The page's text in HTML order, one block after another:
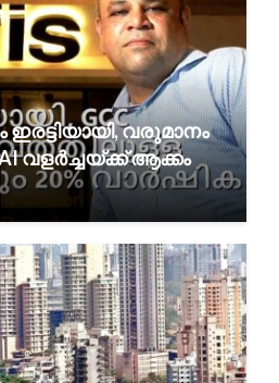
ഇരട്ടിയായി, വരുമാനം
വളർച്ചയ്ക്ക് ആക്കം